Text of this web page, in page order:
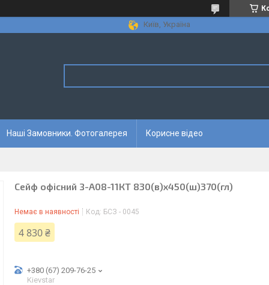
Київ, Україна
Наші Замовники. Фотогалерея Корисне відео
Сейф офісний З-А08-11КТ 830(в)х450(ш)370(гл)
Немає в наявності Код: БСЗ - 0045
4 830 ₴
+380 (67) 209-76-25
Kievstar